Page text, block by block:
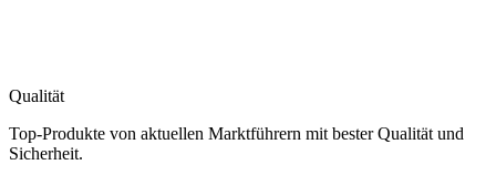
Qualität
Top-Produkte von aktuellen Marktführern mit bester Qualität und
Sicherheit.